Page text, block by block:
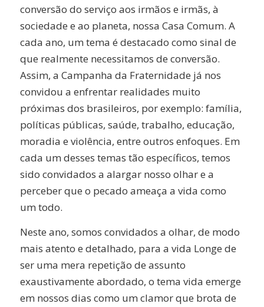
conversão do serviço aos irmãos e irmãs, à
sociedade e ao planeta, nossa Casa Comum. A
cada ano, um tema é destacado como sinal de
que realmente necessitamos de conversão.
Assim, a Campanha da Fraternidade já nos
convidou a enfrentar realidades muito
próximas dos brasileiros, por exemplo: família,
políticas públicas, saúde, trabalho, educação,
moradia e violência, entre outros enfoques. Em
cada um desses temas tão específicos, temos
sido convidados a alargar nosso olhar e a
perceber que o pecado ameaça a vida como
um todo.
Neste ano, somos convidados a olhar, de modo
mais atento e detalhado, para a vida Longe de
ser uma mera repetição de assunto
exaustivamente abordado, o tema vida emerge
em nossos dias como um clamor que brota de